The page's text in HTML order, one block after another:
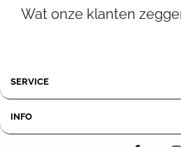
109,50
Wat onze klanten
SERVICE
INFO